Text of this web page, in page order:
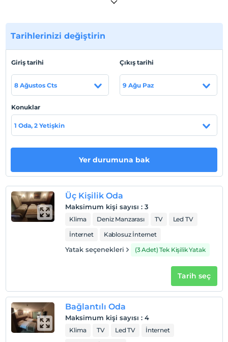
Tesis Yenikapı'da konumlanmaktadır.
Haritada Göster
Otel koşulları
Check/in
En erken saat 13:00 ve sonrası
Evcil Hayvan
Sigara
Odalarda sigara içilmez
2 yaşına kadar olan bebekler ücretsizdir.
Her bir oda için 6 yaşına kadar 1 çocuk ücretsizdir
Tarihlerinizi değiştirin
Giriş tarihi
8 Ağustos Cts
Çıkış tarihi
9 Ağu Paz
Konuklar
1 Oda, 2 Yetişkin
Yer durumuna bak
Üç Kişilik Oda
Maksimum kişi sayısı : 3
Klima Deniz Manzarası TV
Led TV
İnternet
Kablosuz İnternet
Yatak seçenekleri (3 Adet) Tek Kişilik Yatak
Tarih seç
Bağlantılı Oda
Maksimum kişi sayısı : 4
Klima TV Led TV
İnternet